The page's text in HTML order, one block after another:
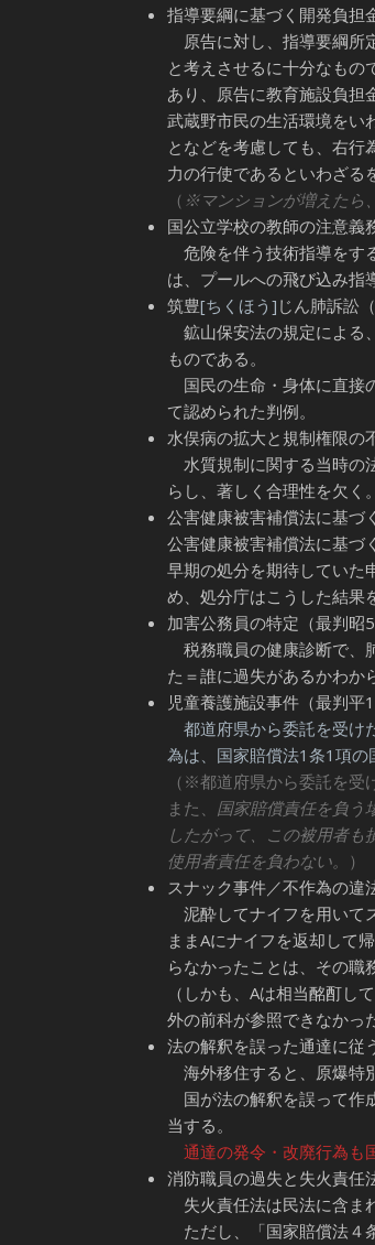
指導要綱に基づく開発負担
原告に対し、指導要綱所
と考えさせるに十分なも
あり、原告に教育施設負担
武蔵野市民の生活環境をい
となどを考慮しても、右
力の行使であるといわざる
（ ※マンションが増えたら
国公立学校の教師の注意義
危険を伴う技術指導をす
は、プールへの飛び込み指
筑豊[ちくほう] じん肺訴訟
鉱山保安法の規定による
ものである。
国民の生命・身体に直接
て認められた判例。
水俣病の拡大と規制権限の
水質規制に関する当時の
らし、著しく合理性を欠く。
公害健康被害補償法に基づ
公害健康被害補償法に基づ
早期の処分を期待していた
め、処分庁はこうした結果
加害公務員の特定（最判昭
税務職員の健康診断で、
た＝誰に過失があるかわか
児童養護施設事件（最判平
都道府県から委託を受け
為は、国家賠償法1条1項の
（※都道府県から委託を受
また、 国家賠償責任を負う
したがって、この被用者
使用者責任を負わない。 ）
スナック事件／不作為の違
泥酔してナイフを用いて
ままAにナイフを返却して
らなかったことは、その職
（しかも、Aは相当酩酊
外の前科が参照できなかっ
法の解釈を誤った通達に従
海外移住すると、原爆特
国が法の解釈を誤って作
当する。
通達の発令・改廃行為も
消防職員の過失と失火責任
失火責任法は民法に含ま
ただし、「国家賠償法４